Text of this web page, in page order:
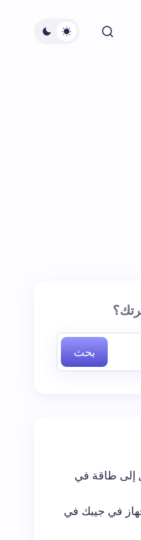
بحث
إلى طاقة في
في جيبك في